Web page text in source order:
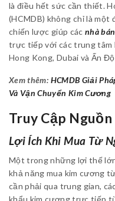
là điều hết sức cần thiết.
(HCMDB) không chỉ là một
chiến lược giúp các nhà
trực tiếp với các trung tâm
Hong Kong, Dubai và Ấn
Xem thêm: HCMDB Giải
Và Vận Chuyển Kim Cương
Truy Cập
Lợi Ích Khi Mua Từ
Một trong những lợi thế
khả năng mua kim cương
cần phải qua trung gian,
khẩu kim cương trực tiếp